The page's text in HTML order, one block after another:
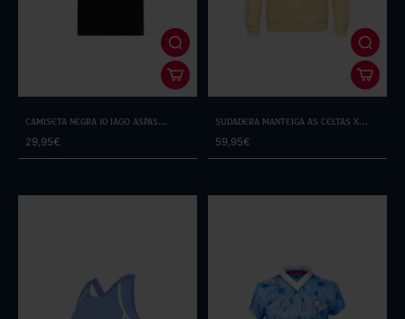
Camiseta Negra 10 Iago Aspas
Leyenda
29,95€
Sudadera Manteiga As Celtas x
Cero de Costa
59,95€